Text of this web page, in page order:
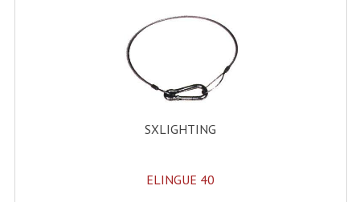
Platines Disque Vinyles
Lecteurs Cd À Plats Lecteur MP3
Lecteurs Double Cd Mixage Intégrée
SXLIGHTING
ELINGUE 40